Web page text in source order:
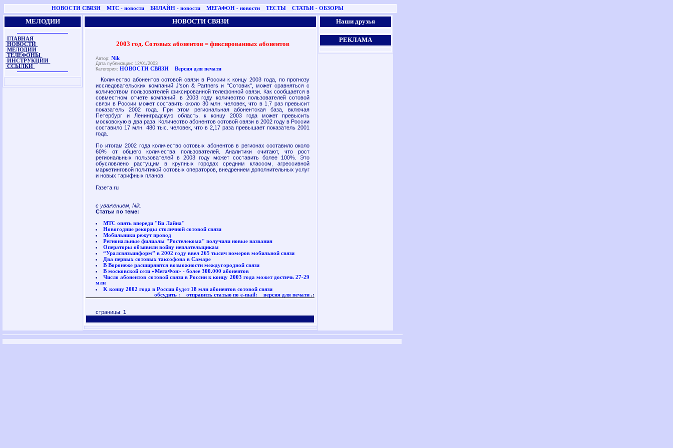
НОВОСТИ СВЯЗИ МТС - новости БИЛАЙН - новости МЕГАФОН - новости ТЕСТЫ СТАТЬИ - ОБЗОРЫ
МЕЛОДИИ
ГЛАВНАЯ
НОВОСТИ
МЕЛОДИИ
ТЕЛЕФОНЫ
ИНСТРУКЦИИ
ССЫЛКИ
НОВОСТИ СВЯЗИ
2003 год. Cотовых абонентов = фиксированных абонентов
Автор: Nik
Дата публикации: 12/01/2003
Категория: НОВОСТИ СВЯЗИ Версия для печати
Количество абонентов сотовой связи в России к концу 2003 года, по прогнозу
исследовательских компаний J'son & Partners и "Сотовик", может сравняться с
количеством пользователей фиксированной телефонной связи. Как сообщается в
совместном отчете компаний, в 2003 году количество пользователей сотовой
связи в России может составить около 30 млн. человек, что в 1,7 раз превысит
показатель 2002 года. При этом региональная абонентская база, включая
Петербург и Ленинградскую область, к концу 2003 года может превысить
московскую в два раза. Количество абонентов сотовой связи в 2002 году в России
составило 17 млн. 480 тыс. человек, что в 2,17 раза превышает показатель 2001
года.
По итогам 2002 года количество сотовых абонентов в регионах составило около
60% от общего количества пользователей. Аналитики считают, что рост
региональных пользователей в 2003 году может составить более 100%. Это
обусловлено растущим в крупных городах средним классом, агрессивной
маркетинговой политикой сотовых операторов, внедрением дополнительных услуг
и новых тарифных планов.
Газета.ru
с уважением, Nik.
Статьи по теме:
МТС опять впереди "Би Лайна"
Новогодние рекорды столичной сотовой связи
Мобильники режут провод
Региональные филиалы "Ростелекома" получили новые названия
Операторы объявили войну неплательщикам
“Уралсвязьинформ” в 2002 году ввел 265 тысяч номеров мобильной связи
Два первых сотовых таксофона в Самаре
В Воронеже расширяются возможности междугородной связи
В московской сети «МегаФон» - более 300.000 абонентов
Число абонентов сотовой связи в России к концу 2003 года может достичь 27-29
млн
K концу 2002 года в России будет 18 млн абонентов сотовой связи
обсудить :
отправить статью по e-mail: версия для печати .:
страницы:1
Наши друзья
РЕКЛАМА